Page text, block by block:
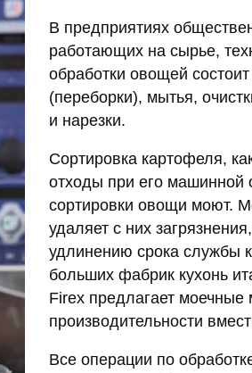
В предприятиях
работающих на сырье,
обработки овощей состоит
(переборки), мытья,
и нарезки.
Сортировка картофеля,
отходы при его машинной
сортировки овощи моют.
удаляет с них
удлинению срока службы
больших фабрик кухонь
Firex предлагает
производительности
Все операции по